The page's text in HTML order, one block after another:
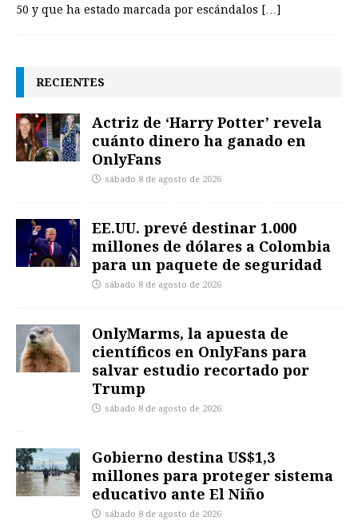
50 y que ha estado marcada por escándalos […]
RECIENTES
Actriz de ‘Harry Potter’ revela
cuánto dinero ha ganado en
OnlyFans
sábado 8 de agosto de 2026
EE.UU. prevé destinar 1.000
millones de dólares a Colombia
para un paquete de seguridad
sábado 8 de agosto de 2026
OnlyMarms, la apuesta de
científicos en OnlyFans para
salvar estudio recortado por
Trump
sábado 8 de agosto de 2026
Gobierno destina US$1,3
millones para proteger sistema
educativo ante El Niño
sábado 8 de agosto de 2026